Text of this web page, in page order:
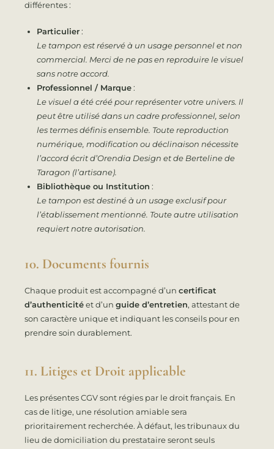
différentes :
Particulier:
Le tampon est réservé à un usage personnel et non
commercial. Merci de ne pas en reproduire le visuel
sans notre accord.
Professionnel / Marque:
Le visuel a été créé pour représenter votre univers. Il
peut être utilisé dans un cadre professionnel, selon
les termes définis ensemble. Toute reproduction
numérique, modification ou déclinaison nécessite
l’accord écrit d’Orendia Design et de Berteline de
Taragon (l’artisane).
Bibliothèque ou Institution :
Le tampon est destiné à un usage exclusif pour
l’établissement mentionné. Toute autre utilisation
requiert notre autorisation.
10. Documents fournis
Chaque produit est accompagné d’un certificat
d’authenticitéet d’un guide d’entretien, attestant de
son caractère unique et indiquant les conseils pour en
prendre soin durablement.
11. Litiges et Droit applicable
Les présentes CGV sont régies par le droit français. En
cas de litige, une résolution amiable sera
prioritairement recherchée. À défaut, les tribunaux du
lieu de domiciliation du prestataire seront seuls